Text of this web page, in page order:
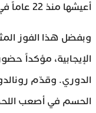
أعيشها منذ 22 عاماً في الملاعب”.
وبفضل هذا الفوز
الإيجابية، مؤكداً
الدوري. وقدّم
الحسم في أصعب